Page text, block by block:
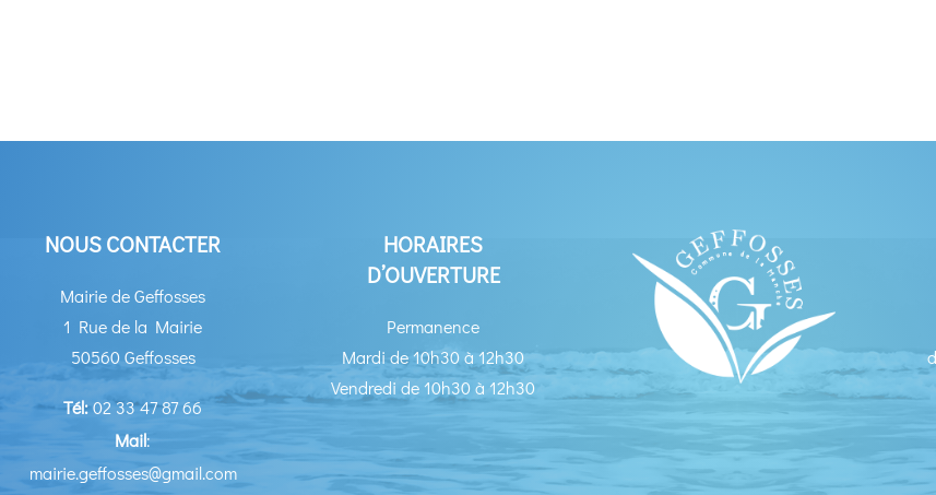
NOUS CONTACTER
Mairie de Geffosses
1 Rue de la Mairie
50560 Geffosses
Tél:02 33 47 87 66
Mail:
mairie.geffosses@gmail.com
HORAIRES
D’OUVERTURE
Permanence
Mardi de 10h30 à 12h30
Vendredi de 10h30 à 12h30